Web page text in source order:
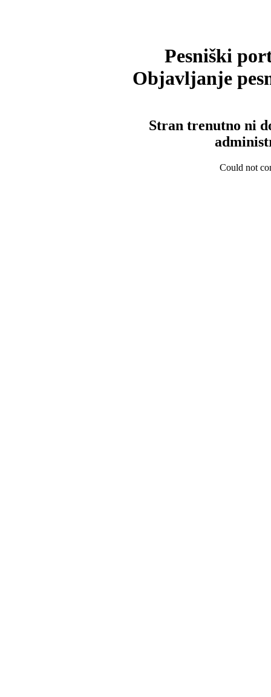
Pesniški
Objavljanje
Stran trenutno ni
Could not